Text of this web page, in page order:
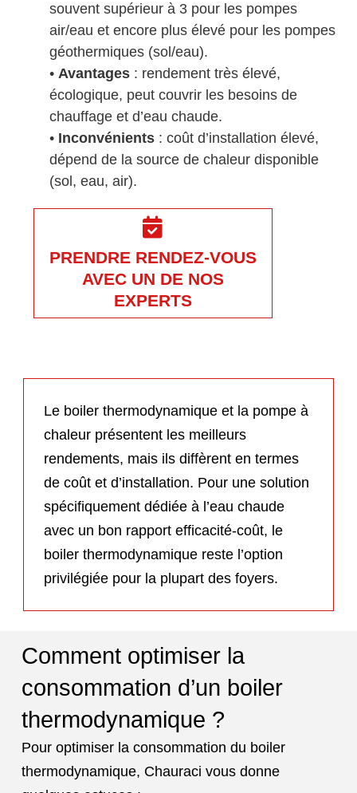
souvent supérieur à 3 pour les pompes
air/eau et encore plus élevé pour les pompes
géothermiques (sol/eau).
• Avantages: rendement très élevé,
écologique, peut couvrir les besoins de
chauffage et d’eau chaude.
• Inconvénients: coût d’installation élevé,
dépend de la source de chaleur disponible
(sol, eau, air).
PRENDRE RENDEZ-VOUS
AVEC UN DE NOS
EXPERTS
Le boiler thermodynamique et la pompe à
chaleur présentent les meilleurs
rendements, mais ils diffèrent en termes
de coût et d’installation. Pour une solution
spécifiquement dédiée à l’eau chaude
avec un bon rapport efficacité-coût, le
boiler thermodynamique reste l’option
privilégiée pour la plupart des foyers.
Comment optimiser la
consommation d’un boiler
thermodynamique ?
Pour optimiser la consommation du boiler
thermodynamique, Chauraci vous donne